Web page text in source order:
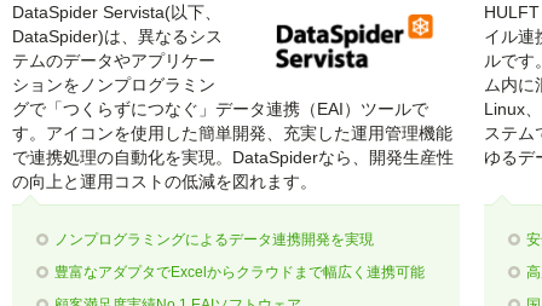
DataSpider Servista(以下、
DataSpider)は、異なるシス
テムのデータやアプリケー
ションをノンプログラミン
グで「つくらずにつなぐ」データ連携（EAI）ツールで
す。アイコンを使用した簡単開発、充実した運用管理機能
で連携処理の自動化を実現。DataSpiderなら、開発生産性
の向上と運用コストの低減を図れます。
ノンプログラミングによるデータ連携開発を実現
豊富なアダプタでExcelからクラウドまで幅広く連携可能
イル連
ルです
ム内に
Linux
ステム
ゆるデ